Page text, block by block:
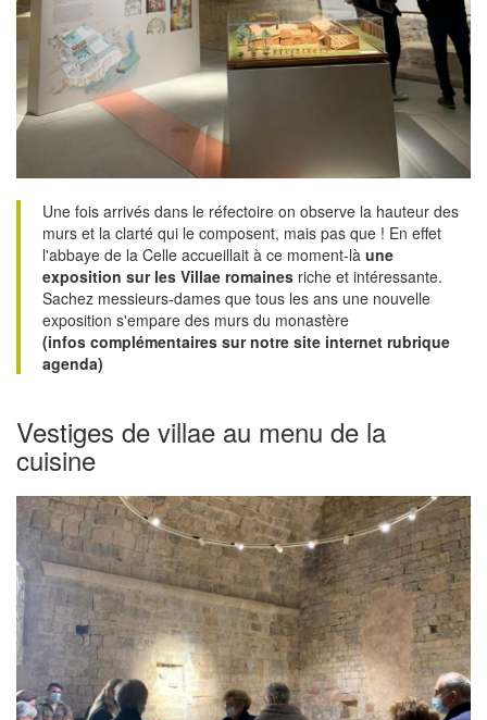
Une fois arrivés dans le réfectoire on observe la hauteur des
murs et la clarté qui le composent, mais pas que ! En effet
l'abbaye de la Celle accueillait à ce moment-là une
exposition sur les Villae romaines riche et intéressante.
Sachez messieurs-dames que tous les ans une nouvelle
exposition s'empare des murs du monastère
(infos complémentaires sur notre site internet rubrique
agenda)
Vestiges de villae au menu de la
cuisine